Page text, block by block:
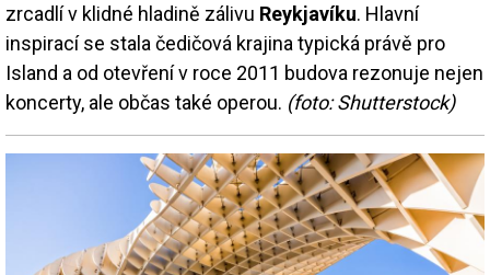
zrcadlí v klidné hladině zálivu Reykjavíku. Hlavní
inspirací se stala čedičová krajina typická právě pro
Island a od otevření v roce 2011 budova rezonuje nejen
koncerty, ale občas také operou. (foto: Shutterstock)